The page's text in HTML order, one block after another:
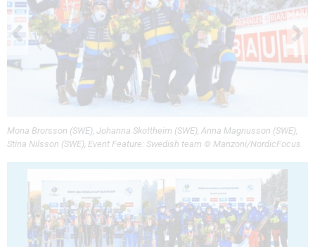
Mona Brorsson (SWE), Johanna Skottheim (SWE), Anna Magnusson (SWE),
Stina Nilsson (SWE), Event Feature: Swedish team © Manzoni/NordicFocus